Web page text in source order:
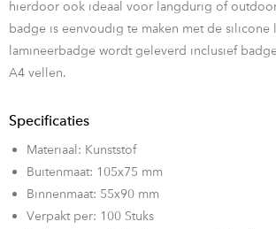
hierdoor ook ideaal voor langdurig of
badge is eenvoudig te maken met de silicone
lamineerbadge wordt geleverd inclusief
A4 vellen.
Specificaties
Materiaal: Kunststof
Buitenmaat: 105x75 mm
Binnenmaat: 55x90 mm
Verpakt per: 100 Stuks